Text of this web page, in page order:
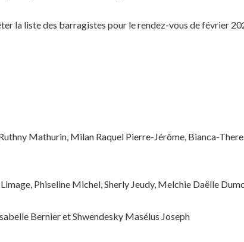
la liste des barragistes pour le rendez-vous de février
Mathurin, Milan Raquel Pierre-Jérôme, Bianca-
Phiseline Michel, Sherly Jeudy, Melchie Daëlle
Bernier et Shwendesky Masélus Joseph